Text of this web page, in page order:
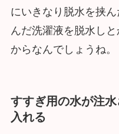
にいきなり脱水を挟
んだ洗濯液を脱水し
からなんでしょうね。
すすぎ用の水が注
入れる